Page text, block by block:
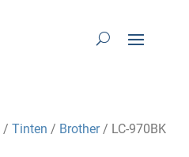
/Tinten / Brother/ LC-970BK